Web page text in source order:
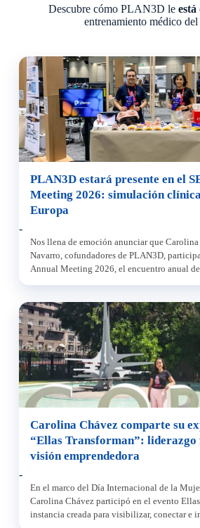
Descubre cómo PLAN3D le está
entrenamiento médico
PLAN3D estará presente en el
Meeting 2026: simulación
Europa
-
Nos llena de emoción anunciar que
Navarro, cofundadores de PLAN3D,
Annual Meeting 2026, el encuentro anual
[…]
Carolina Chávez comparte su
“Ellas Transforman”: liderazgo
visión emprendedora
-
En el marco del Día Internacional de la
Carolina Chávez participó en el evento
instancia creada para visibilizar, conectar e